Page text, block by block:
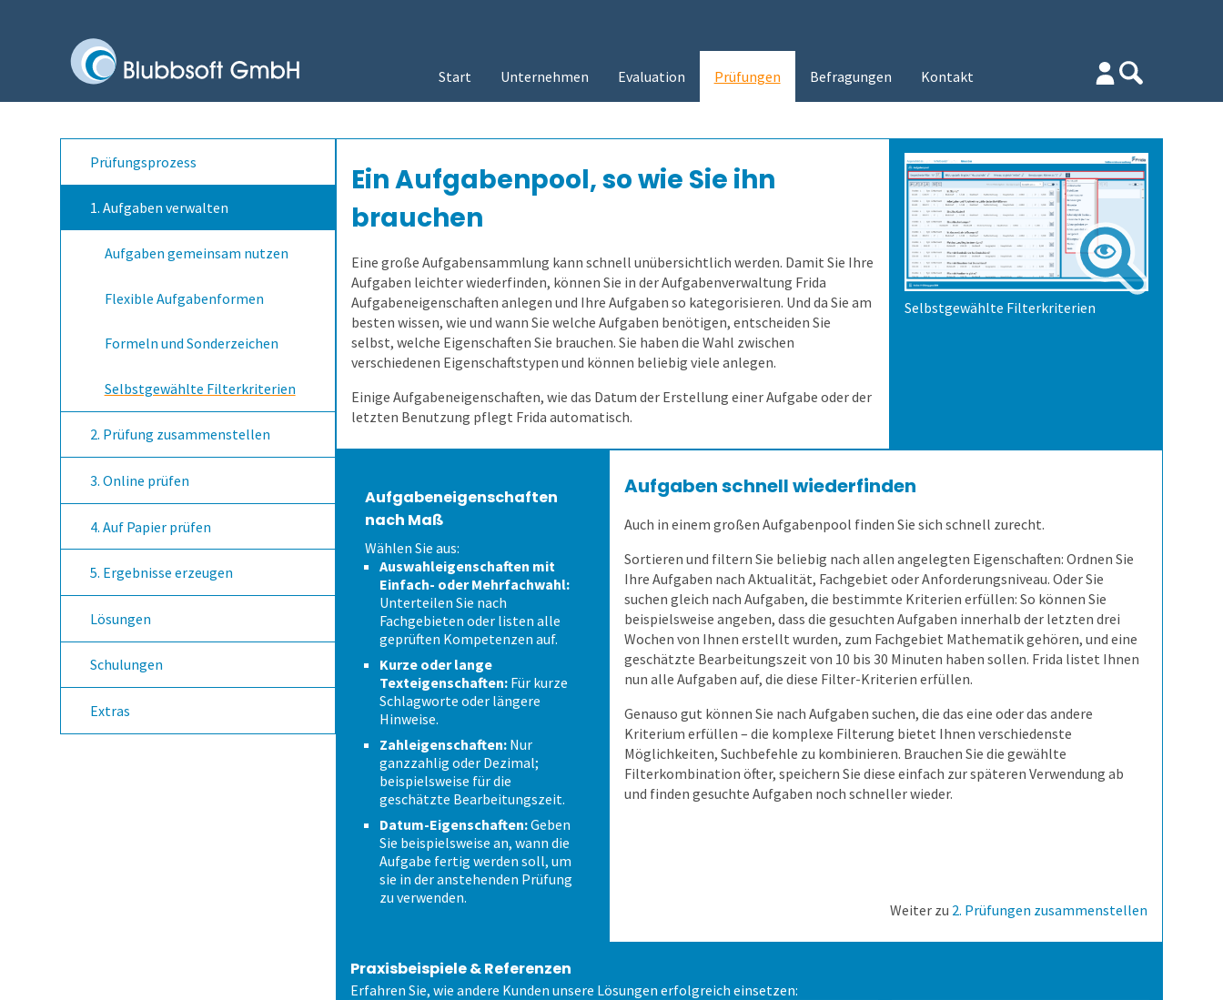
Start Unternehmen Evaluation Prüfungen Befragungen Kontakt
Prüfungsprozess
1. Aufgaben verwalten
Aufgaben gemeinsam nutzen
Flexible Aufgabenformen
Formeln und Sonderzeichen
Selbstgewählte Filterkriterien
2. Prüfung zusammenstellen
3. Online prüfen
4. Auf Papier prüfen
5. Ergebnisse erzeugen
Lösungen
Schulungen
Extras
Ein Aufgabenpool, so wie Sie ihn
brauchen
Eine große Aufgabensammlung kann schnell unübersichtlich werden. Damit Sie Ihre
Aufgaben leichter wiederfinden, können Sie in der Aufgabenverwaltung Frida
Aufgabeneigenschaften anlegen und Ihre Aufgaben so kategorisieren. Und da Sie am
besten wissen, wie und wann Sie welche Aufgaben benötigen, entscheiden Sie
selbst, welche Eigenschaften Sie brauchen. Sie haben die Wahl zwischen
verschiedenen Eigenschaftstypen und können beliebig viele anlegen.
Einige Aufgabeneigenschaften, wie das Datum der Erstellung einer Aufgabe oder der
letzten Benutzung pflegt Frida automatisch.
Selbstgewählte Filterkriterien
Aufgabeneigenschaften
nach Maß
Wählen Sie aus:
Auswahleigenschaften mit
Einfach- oder Mehrfachwahl:
Unterteilen Sie nach
Fachgebieten oder listen alle
geprüften Kompetenzen auf.
Kurze oder lange
Texteigenschaften:Für kurze
Schlagworte oder längere
Hinweise.
Zahleigenschaften:Nur
ganzzahlig oder Dezimal;
beispielsweise für die
geschätzte Bearbeitungszeit.
Datum-Eigenschaften:Geben
Sie beispielsweise an, wann die
Aufgabe fertig werden soll, um
sie in der anstehenden Prüfung
zu verwenden.
Aufgaben schnell wiederfinden
Auch in einem großen Aufgabenpool finden Sie sich schnell zurecht.
Sortieren und filtern Sie beliebig nach allen angelegten Eigenschaften: Ordnen Sie
Ihre Aufgaben nach Aktualität, Fachgebiet oder Anforderungsniveau. Oder Sie
suchen gleich nach Aufgaben, die bestimmte Kriterien erfüllen: So können Sie
beispielsweise angeben, dass die gesuchten Aufgaben innerhalb der letzten drei
Wochen von Ihnen erstellt wurden, zum Fachgebiet Mathematik gehören, und eine
geschätzte Bearbeitungszeit von 10 bis 30 Minuten haben sollen. Frida listet Ihnen
nun alle Aufgaben auf, die diese Filter-Kriterien erfüllen.
Genauso gut können Sie nach Aufgaben suchen, die das eine oder das andere
Kriterium erfüllen – die komplexe Filterung bietet Ihnen verschiedenste
Möglichkeiten, Suchbefehle zu kombinieren. Brauchen Sie die gewählte
Filterkombination öfter, speichern Sie diese einfach zur späteren Verwendung ab
und finden gesuchte Aufgaben noch schneller wieder.
Weiter zu 2. Prüfungen zusammenstellen
Praxisbeispiele & Referenzen
Erfahren Sie, wie andere Kunden unsere Lösungen erfolgreich einsetzen: